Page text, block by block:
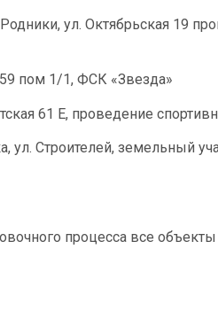
ул. Октябрьская 19
пом 1/1, ФСК «Звезда»
61 Е, проведение
ул. Строителей, земельный
процесса все